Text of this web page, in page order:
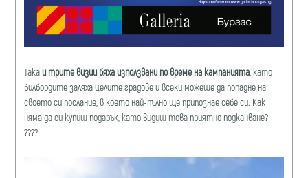
Такаи трите визии бяха използвани по време на кампанията , като
билбордите заляха целите градове и всеки можеше да попадне на
своето си послание, в което най-пълно ще припознае себе си. Как
няма да си купиш подарък, като видиш това приятно подканване?
????